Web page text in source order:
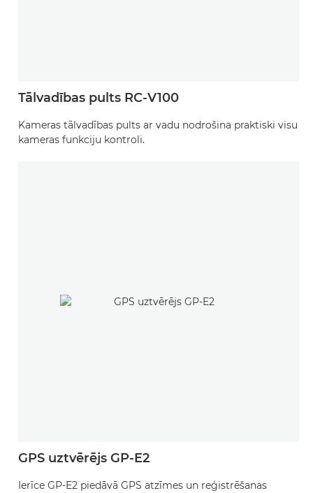
Tālvadības pults RC-V100
Kameras tālvadības pults ar vadu nodrošina praktiski visu
kameras funkciju kontroli.
GPS uztvērējs GP-E2
Ierīce GP-E2 piedāvā GPS atzīmes un reģistrēšanas